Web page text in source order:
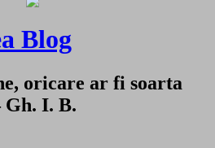
Blog
oricare ar fi soarta
I. B.